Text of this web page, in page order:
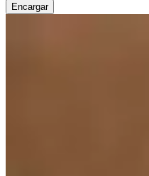
Encargar